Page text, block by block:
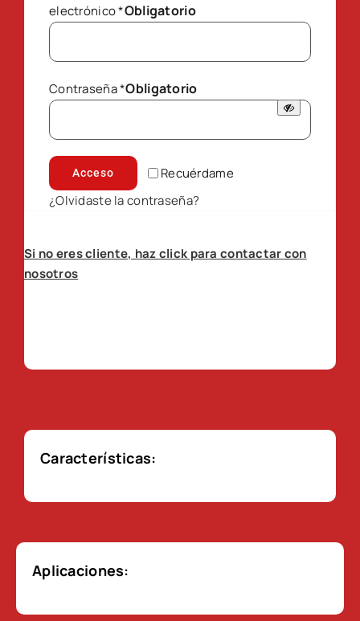
electrónico*Obligatorio
Contraseña*Obligatorio
Recuérdame
Acceso
¿Olvidaste la contraseña?
Si no eres cliente, haz click para contactar con
nosotros
Características:
Aplicaciones: